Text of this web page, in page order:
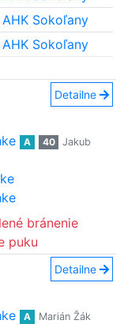
AHK Sokoľany
AHK Sokoľany
Detailne
A 40
Jakub
bránenie
puku
Detailne
A Marián Žák